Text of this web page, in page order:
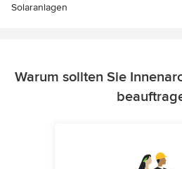
Solaranlagen
Warum sollten Sie